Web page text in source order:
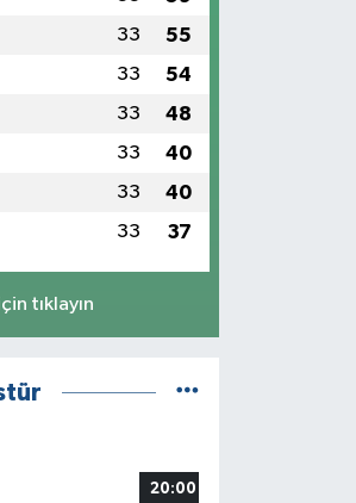
33 55
33 54
33 48
33 40
33 40
33 37
tıklayın
20:00